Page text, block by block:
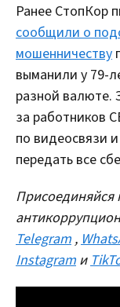
Ранее СтопКор
сообщили о
мошенничеству
выманили у 79-
разной валюте.
за работников
по видеосвязи
передать все
Telegram ,
Instagram и